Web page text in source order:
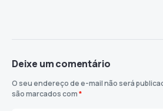
Deixe um comentário
O seu endereço de e-mail não será
são marcados com*